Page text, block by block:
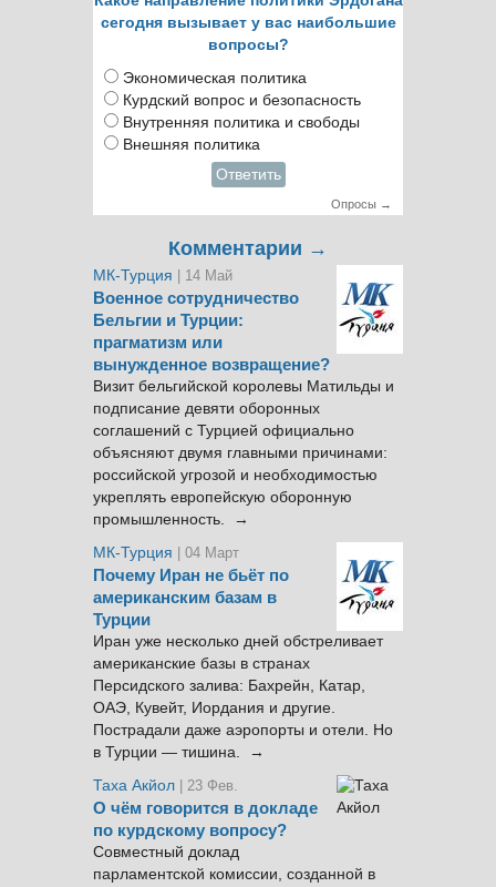
сегодня вызывает у вас наибольшие
вопросы?
Экономическая политика
Курдский вопрос и безопасность
Внутренняя политика и свободы
Внешняя политика
Ответить
Опросы →
Комментарии →
МК-Турция | 14 Май
Военное сотрудничество
Бельгии и Турции:
прагматизм или
вынужденное возвращение?
Визит бельгийской королевы Матильды и
подписание девяти оборонных
соглашений с Турцией официально
объясняют двумя главными причинами:
российской угрозой и необходимостью
укреплять европейскую оборонную
промышленность. →
МК-Турция
| 04 Март
Почему Иран не бьёт по
американским базам в
Турции
Иран уже несколько дней обстреливает
американские базы в странах
Персидского залива: Бахрейн, Катар,
ОАЭ, Кувейт, Иордания и другие.
Пострадали даже аэропорты и отели. Но
в Турции — тишина. →
Таха Акйол | 23 Фев.
О чём говорится в докладе
по курдскому вопросу?
Совместный доклад
парламентской комиссии, созданной в